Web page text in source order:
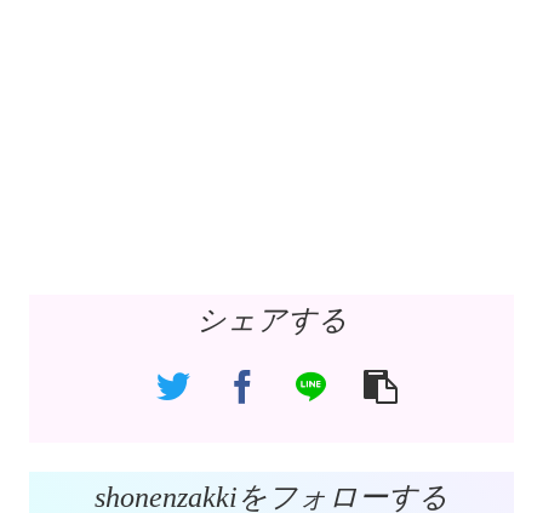
シェアする
shonenzakkiをフォローする